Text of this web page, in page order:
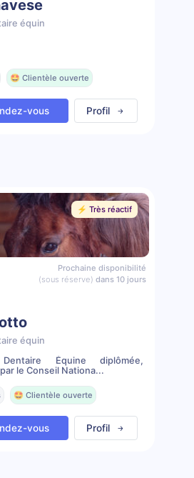
équin
🤩 Clientèle ouverte
vous Profil
⚡️ Très réactif
Prochaine disponibilité
(sous réserve) dans 10 jours
équin
Dentaire Équine diplômée,
le Conseil Nationa...
🤩 Clientèle ouverte
vous Profil